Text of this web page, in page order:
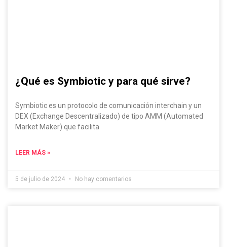
¿Qué es Symbiotic y para qué sirve?
Symbiotic es un protocolo de comunicación interchain y un
DEX (Exchange Descentralizado) de tipo AMM (Automated
Market Maker) que facilita
LEER MÁS »
5 de julio de 2024 No hay comentarios